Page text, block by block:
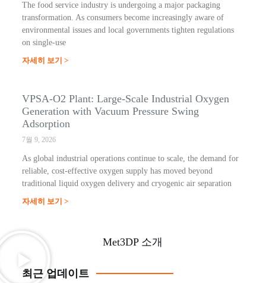
The food service industry is undergoing a major packaging
transformation. As consumers become increasingly aware of
environmental issues and local governments tighten regulations
on single-use
자세히 보기 >
VPSA-O2 Plant: Large-Scale Industrial Oxygen
Generation with Vacuum Pressure Swing
Adsorption
7월 9, 2026
As global industrial operations continue to scale, the demand for
reliable, cost-effective oxygen supply has moved beyond
traditional liquid oxygen delivery and cryogenic air separation
자세히 보기 >
Met3DP 소개
최근 업데이트